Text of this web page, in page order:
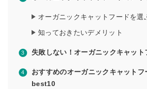
オーガニックキャットフードを選
知っておきたいデメリット
失敗しない！オーガニックキャット
おすすめのオーガニックキャット
best10